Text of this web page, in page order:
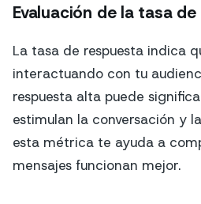
Evaluación de la tasa
La tasa de respuesta indica
interactuando con tu
respuesta alta puede
estimulan la conversación y
esta métrica te ayuda a
mensajes funcionan mejor.